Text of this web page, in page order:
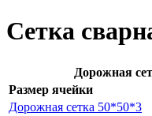
Сетка
Дорожная
Размер ячейки
Дорожная сетка 50*50*3